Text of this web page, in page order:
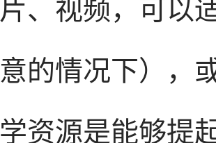
片、视频，可以
意的情况下），
学资源是能够提